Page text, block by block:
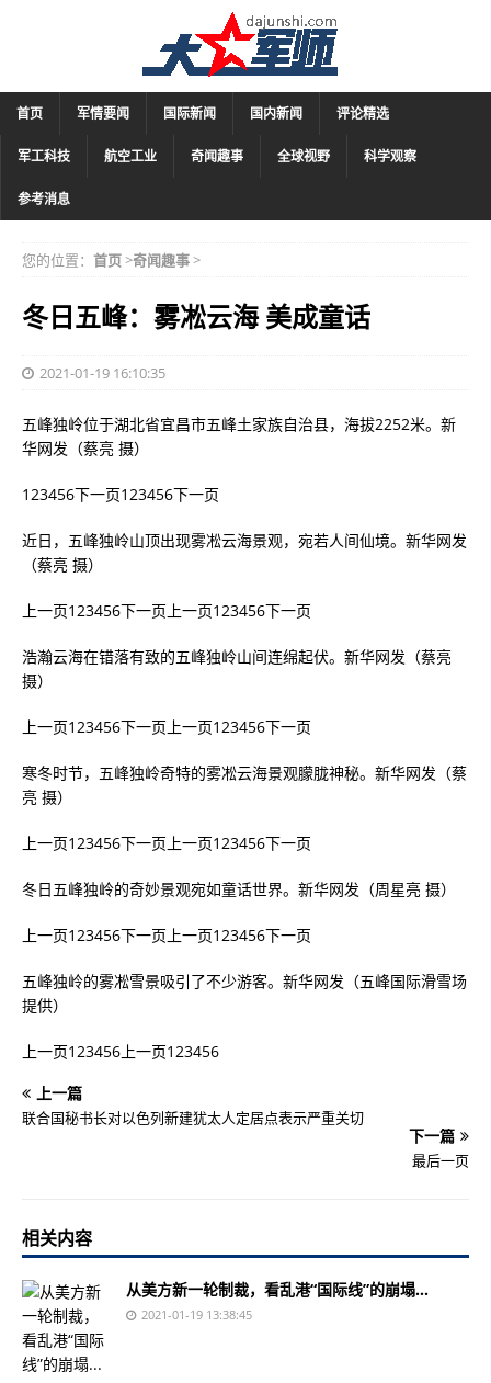
首页 军情要闻 国际新闻 国内新闻 评论精选
军工科技 航空工业 奇闻趣事 全球视野 科学观察
参考消息
您的位置： 首页>奇闻趣事>
冬日五峰：雾凇云海 美成童话
2021-01-19 16:10:35
五峰独岭位于湖北省宜昌市五峰土家族自治县，海拔2252米。新
华网发（蔡亮 摄）
123456下一页123456下一页
近日，五峰独岭山顶出现雾凇云海景观，宛若人间仙境。新华网发
（蔡亮 摄）
上一页123456下一页上一页123456下一页
浩瀚云海在错落有致的五峰独岭山间连绵起伏。新华网发（蔡亮
摄）
上一页123456下一页上一页123456下一页
寒冬时节，五峰独岭奇特的雾凇云海景观朦胧神秘。新华网发（蔡
亮 摄）
上一页123456下一页上一页123456下一页
冬日五峰独岭的奇妙景观宛如童话世界。新华网发（周星亮 摄）
上一页123456下一页上一页123456下一页
五峰独岭的雾凇雪景吸引了不少游客。新华网发（五峰国际滑雪场
提供）
上一页123456上一页123456
上一篇
联合国秘书长对以色列新建犹太人定居点表示严重关切
下一篇
最后一页
相关内容
从美方新一轮制裁，看乱港“国际线”的崩塌...
2021-01-19 13:38:45